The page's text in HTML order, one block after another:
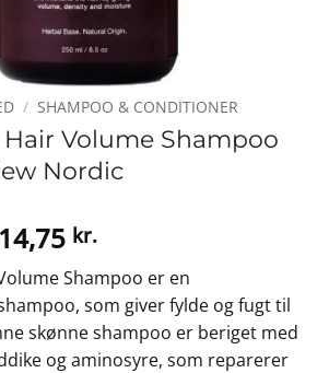
/ SHAMPOO & CONDITIONER
Volume Shampoo
Nordic
kr..
kr.Den
pris
er:
114,75 kr..
Shampoo er en
som giver fylde og fugt til
skønne shampoo er beriget med
og aminosyre, som reparerer